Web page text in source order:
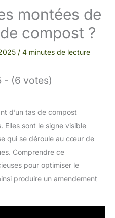
montées de
compost ?
/ 4 minutes de lecture
- (6 votes)
d’un tas de compost
Elles sont le signe visible
qui se déroule au cœur de
Comprendre ce
pour optimiser le
produire un amendement